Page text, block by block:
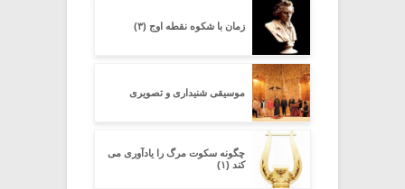
زمان با شکوه نقطه اوج (۳)
موسیقی شنیداری و تصویری
چگونه سکوت مرگ را یادآوری می
کند (۱)